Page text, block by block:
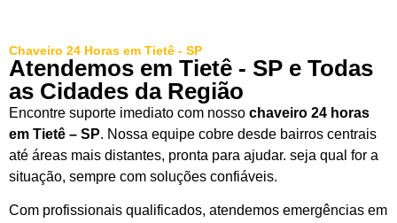
Chaveiro 24 Horas em Tietê - SP
Atendemos em Tietê - SP e Todas
as Cidades da Região
Encontre suporte imediato com nosso chaveiro 24 horas
em Tietê – SP. Nossa equipe cobre desde bairros centrais
até áreas mais distantes, pronta para ajudar. seja qual for a
situação, sempre com soluções confiáveis.
Com profissionais qualificados, atendemos emergências em